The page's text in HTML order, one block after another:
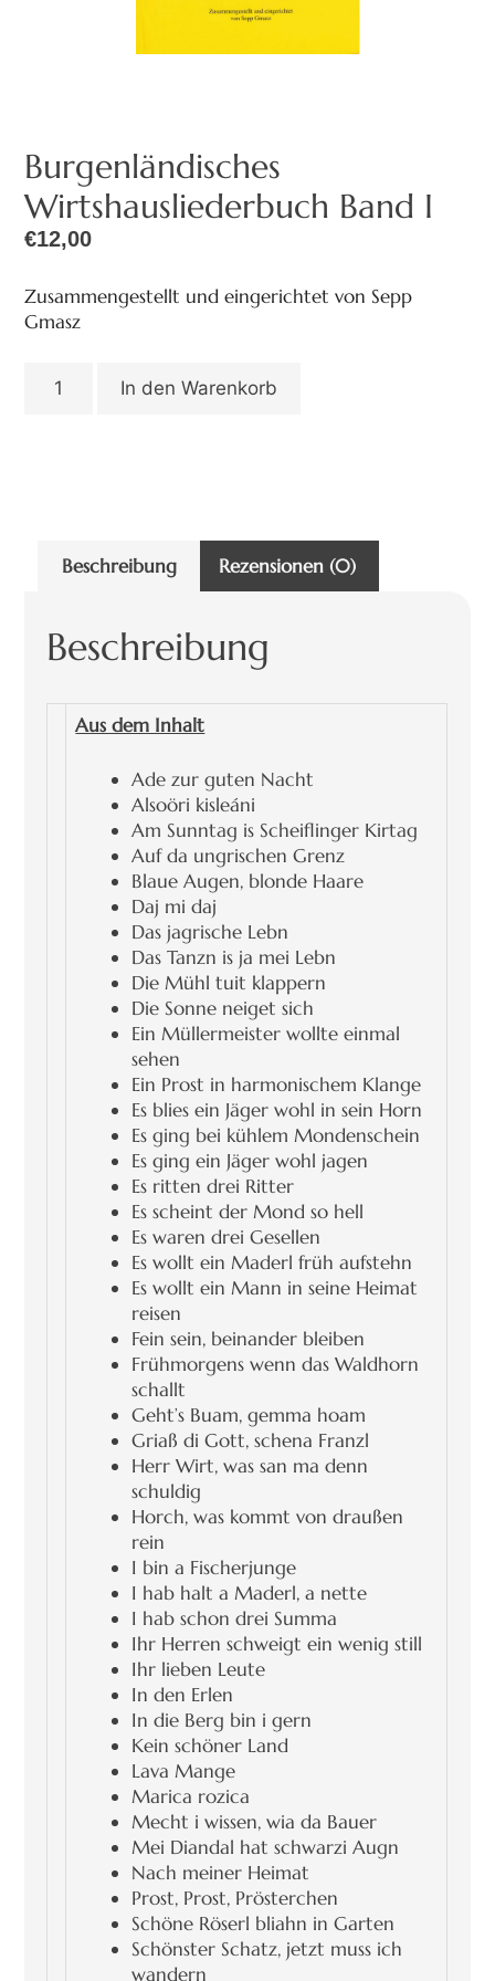
Burgenländisches
Wirtshausliederbuch Band I
€12,00
Zusammengestellt und eingerichtet von Sepp
Gmasz
In den Warenkorb
Beschreibung Rezensionen (0)
Beschreibung
Aus dem Inhalt
Ade zur guten Nacht
Alsoöri kisleáni
Am Sunntag is Scheiflinger Kirtag
Auf da ungrischen Grenz
Blaue Augen, blonde Haare
Daj mi daj
Das jagrische Lebn
Das Tanzn is ja mei Lebn
Die Mühl tuit klappern
Die Sonne neiget sich
Ein Müllermeister wollte einmal
sehen
Ein Prost in harmonischem Klange
Es blies ein Jäger wohl in sein Horn
Es ging bei kühlem Mondenschein
Es ging ein Jäger wohl jagen
Es ritten drei Ritter
Es scheint der Mond so hell
Es waren drei Gesellen
Es wollt ein Maderl früh aufstehn
Es wollt ein Mann in seine Heimat
reisen
Fein sein, beinander bleiben
Frühmorgens wenn das Waldhorn
schallt
Geht’s Buam, gemma hoam
Griaß di Gott, schena Franzl
Herr Wirt, was san ma denn
schuldig
Horch, was kommt von draußen
rein
I bin a Fischerjunge
I hab halt a Maderl, a nette
I hab schon drei Summa
Ihr Herren schweigt ein wenig still
Ihr lieben Leute
In den Erlen
In die Berg bin i gern
Kein schöner Land
Lava Mange
Marica rozica
Mecht i wissen, wia da Bauer
Mei Diandal hat schwarzi Augn
Nach meiner Heimat
Prost, Prost, Prösterchen
Schöne Röserl bliahn in Garten
Schönster Schatz, jetzt muss ich
wandern